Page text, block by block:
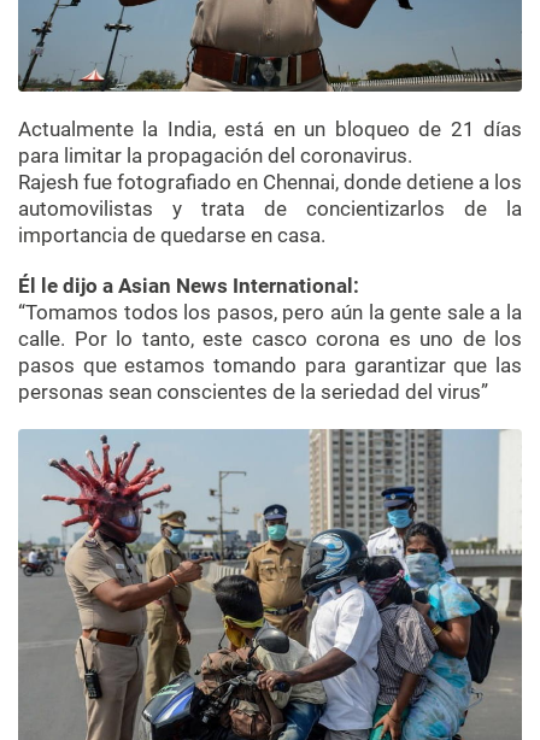
Actualmente la India, está en un bloqueo de 21 días
para limitar la propagación del coronavirus.
Rajesh fue fotografiado en Chennai, donde detiene a los
automovilistas y trata de concientizarlos de la
importancia de quedarse en casa.
Él le dijo a Asian News International:
“Tomamos todos los pasos, pero aún la gente sale a la
calle. Por lo tanto, este casco corona es uno de los
pasos que estamos tomando para garantizar que las
personas sean conscientes de la seriedad del virus”